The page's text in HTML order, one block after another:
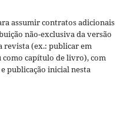
assumir contratos adicionais
não-exclusiva da versão
revista (ex.: publicar em
capítulo de livro), com
publicação inicial nesta